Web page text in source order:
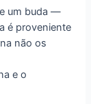
um buda —
é proveniente
não os
e o